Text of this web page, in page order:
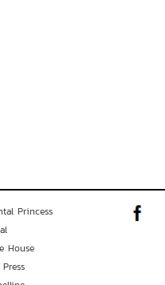
Princess
House